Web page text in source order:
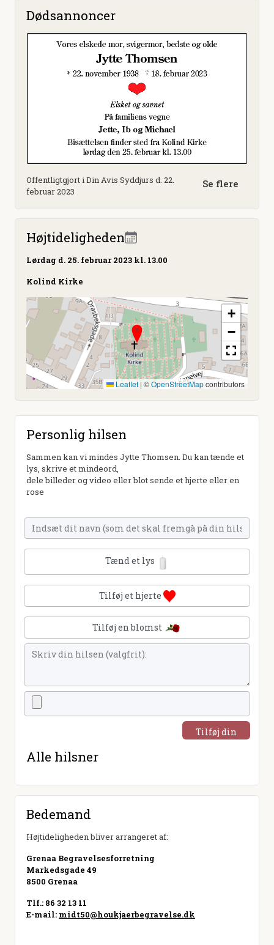
Dødsannoncer
Offentligtgjort i Din Avis Syddjurs d. 22.
februar 2023
Se flere
Højtideligheden
Lørdag d. 25. februar 2023 kl. 13.00
Kolind Kirke
+
−
Leaflet | ©OpenStreetMapcontributors
Personlig hilsen
Sammen kan vi mindes Jytte Thomsen. Du kan tænde et
lys, skrive et mindeord,
dele billeder og video eller blot sende et hjerte eller en
rose
Tænd et lys
Tilføj et hjerte
Tilføj en blomst
Tilføj din
Alle hilsner
Bedemand
Højtideligheden bliver arrangeret af:
Grenaa Begravelsesforretning
Markedsgade 49
8500 Grenaa
Tlf.: 86 32 13 11
E-mail: midt50@houkjaerbegravelse.dk